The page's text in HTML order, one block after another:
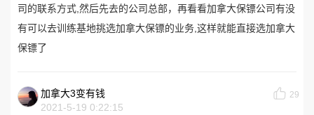
司的联系方式,然后先去的公司总部，再看看加拿大保镖公司有没
有可以去训练基地挑选加拿大保镖的业务,这样就能直接选加拿大
保镖了
加拿大3变有钱
2021-5-19 0:22:15
29